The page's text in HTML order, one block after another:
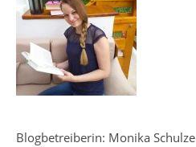
Blogbetreiberin: Monika Schulze